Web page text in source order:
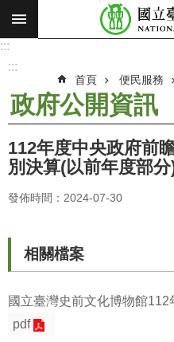
跳到主要內容區塊
搜
願
使
命
最
息
參
展
:::
:::
首頁 便民服務
政府公開資訊
112年度中央政府前
別決算(以前年度部
發佈時間：2024-07-30
相關檔案
國立臺灣史前文化博物館
pdf